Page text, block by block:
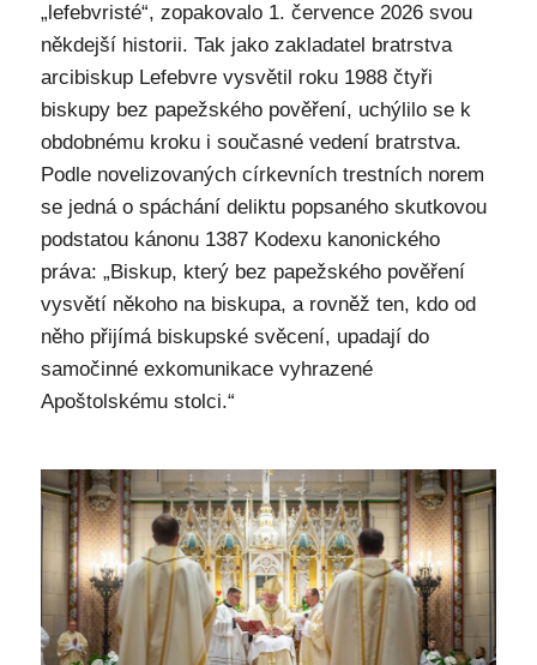
„lefebvristé“, zopakovalo 1. července 2026 svou
někdejší historii. Tak jako zakladatel bratrstva
arcibiskup Lefebvre vysvětil roku 1988 čtyři
biskupy bez papežského pověření, uchýlilo se k
obdobnému kroku i současné vedení bratrstva.
Podle novelizovaných církevních trestních norem
se jedná o spáchání deliktu popsaného skutkovou
podstatou kánonu 1387 Kodexu kanonického
práva: „Biskup, který bez papežského pověření
vysvětí někoho na biskupa, a rovněž ten, kdo od
něho přijímá biskupské svěcení, upadají do
samočinné exkomunikace vyhrazené
Apoštolskému stolci.“